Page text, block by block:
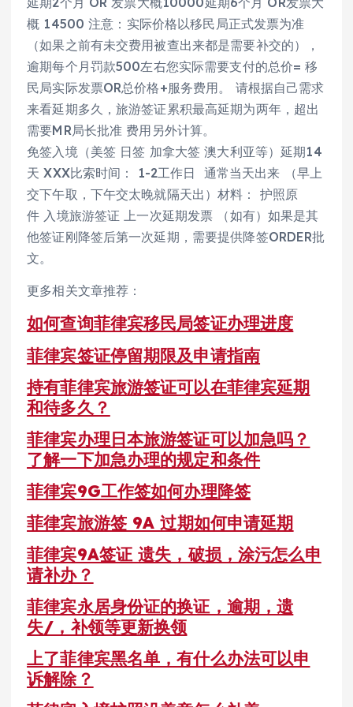
概 14500 注意：实际价格以移民局正式发票为准
（如果之前有未交费用被查出来都是需要补交的），
逾期每个月罚款500左右您实际需要支付的总价= 移
民局实际发票OR总价格+服务费用。 请根据自己需求
来看延期多久，旅游签证累积最高延期为两年，超出
需要MR局长批准 费用另外计算。
免签入境（美签 日签 加拿大签 澳大利亚等）延期14
天 XXX比索时间： 1-2工作日 通常当天出来 （早上
交下午取，下午交太晚就隔天出）材料： 护照原
件 入境旅游签证 上一次延期发票 （如有）如果是其
他签证刚降签后第一次延期，需要提供降签ORDER批
文。
更多相关文章推荐：
如何查询菲律宾移民局签证办理进度
菲律宾签证停留期限及申请指南
持有菲律宾旅游签证可以在菲律宾延期
和待多久？
菲律宾办理日本旅游签证可以加急吗？
了解一下加急办理的规定和条件
菲律宾9G工作签如何办理降签
菲律宾旅游签 9A 过期如何申请延期
菲律宾9A签证 遗失，破损，涂污怎么申
请补办？
菲律宾永居身份证的换证，逾期，遗
失/，补领等更新换领
上了菲律宾黑名单，有什么办法可以申
诉解除？